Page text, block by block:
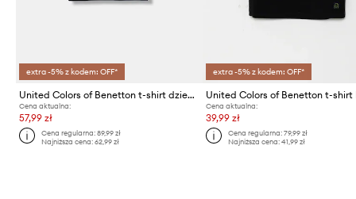
extra -5% z kodem: OFF*
United Colors of Benetton t-shirt dziecięcy bawełniany
Cena aktualna:
57,99 zł
Cena regularna:89,99 zł
Najniższa cena:62,99 zł
extra -5% z kodem: OFF*
Cena aktualna:
39,99 zł
Cena regularna: 79,99 zł
Najniższa cena: 41,99 zł